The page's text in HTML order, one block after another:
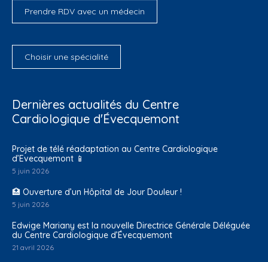
Prendre RDV avec un médecin
Choisir une spécialité
Dernières actualités du Centre
Cardiologique d'Évecquemont
Projet de télé réadaptation au Centre Cardiologique
d’Evecquemont 📱
5 juin 2026
🏥 Ouverture d’un Hôpital de Jour Douleur !
5 juin 2026
Edwige Mariany est la nouvelle Directrice Générale Déléguée
du Centre Cardiologique d’Évecquemont
21 avril 2026